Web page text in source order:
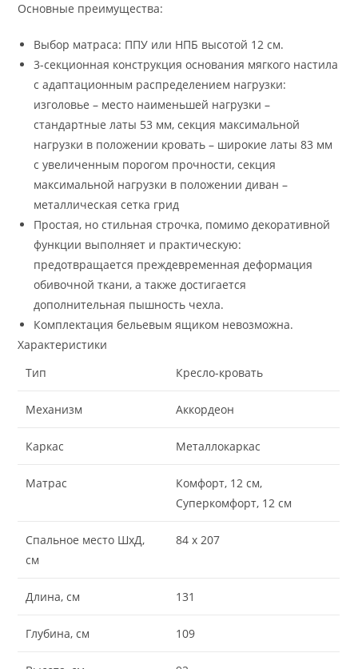
Основные преимущества:
Выбор матраса: ППУ или НПБ высотой 12 см.
3-секционная конструкция основания мягкого настила
с адаптационным распределением нагрузки:
изголовье – место наименьшей нагрузки –
стандартные латы 53 мм, секция максимальной
нагрузки в положении кровать – широкие латы 83 мм
с увеличенным порогом прочности, секция
максимальной нагрузки в положении диван –
металлическая сетка грид
Простая, но стильная строчка, помимо декоративной
функции выполняет и практическую:
предотвращается преждевременная деформация
обивочной ткани, а также достигается
дополнительная пышность чехла.
Комплектация бельевым ящиком невозможна.
Характеристики
Тип
Кресло-кровать
Механизм Аккордеон
Каркас Металлокаркас
Матрас
Комфорт, 12 см,
Суперкомфорт, 12 см
Спальное место ШхД,
см
84 х 207
Длина, см 131
Глубина, см 109